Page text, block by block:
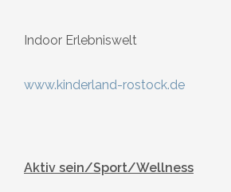
Indoor Erlebniswelt
www.kinderland-rostock.de
Aktiv sein/Sport/Wellness